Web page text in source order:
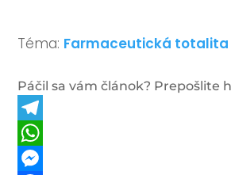
Téma: Farmaceutická totalita
Páčil sa vám článok? Prepošlite
Telegram
WhatsApp